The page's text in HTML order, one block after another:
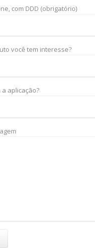
com DDD (obrigatório)
você tem interesse?
aplicação?